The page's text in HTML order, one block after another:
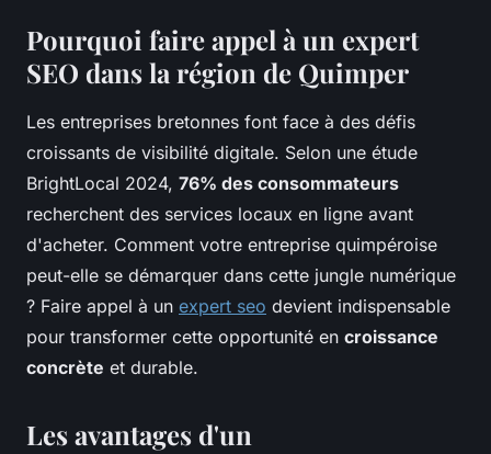
Pourquoi faire appel à un expert
SEO dans la région de Quimper
Les entreprises bretonnes font face à des défis
croissants de visibilité digitale. Selon une étude
BrightLocal 2024, 76% des consommateurs
recherchent des services locaux en ligne avant
d'acheter. Comment votre entreprise quimpéroise
peut-elle se démarquer dans cette jungle numérique
? Faire appel à un expert seo devient indispensable
pour transformer cette opportunité en croissance
concrète et durable.
Les avantages d'un